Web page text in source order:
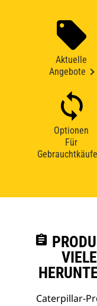
Aktuelle
Angebote
Optionen
Für
Gebrauchtkäufe
assignment
Caterpillar-